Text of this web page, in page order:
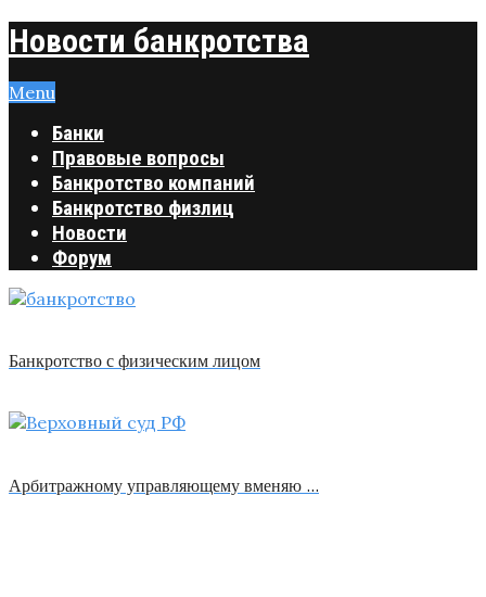
Новости банкротства
Menu
Банки
Правовые вопросы
Банкротство компаний
Банкротство физлиц
Новости
Форум
Банкротство с физическим лицом
Арбитражному управляющему вменяю …